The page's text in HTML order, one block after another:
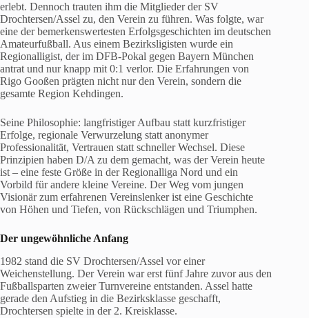
erlebt. Dennoch trauten ihm die Mitglieder der SV
Drochtersen/Assel zu, den Verein zu führen. Was folgte, war
eine der bemerkenswertesten Erfolgsgeschichten im deutschen
Amateurfußball. Aus einem Bezirksligisten wurde ein
Regionalligist, der im DFB-Pokal gegen Bayern München
antrat und nur knapp mit 0:1 verlor. Die Erfahrungen von
Rigo Gooßen prägten nicht nur den Verein, sondern die
gesamte Region Kehdingen.
Seine Philosophie: langfristiger Aufbau statt kurzfristiger
Erfolge, regionale Verwurzelung statt anonymer
Professionalität, Vertrauen statt schneller Wechsel. Diese
Prinzipien haben D/A zu dem gemacht, was der Verein heute
ist – eine feste Größe in der Regionalliga Nord und ein
Vorbild für andere kleine Vereine. Der Weg vom jungen
Visionär zum erfahrenen Vereinslenker ist eine Geschichte
von Höhen und Tiefen, von Rückschlägen und Triumphen.
Der ungewöhnliche Anfang
1982 stand die SV Drochtersen/Assel vor einer
Weichenstellung. Der Verein war erst fünf Jahre zuvor aus den
Fußballsparten zweier Turnvereine entstanden. Assel hatte
gerade den Aufstieg in die Bezirksklasse geschafft,
Drochtersen spielte in der 2. Kreisklasse.